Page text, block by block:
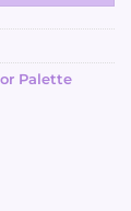
Palette